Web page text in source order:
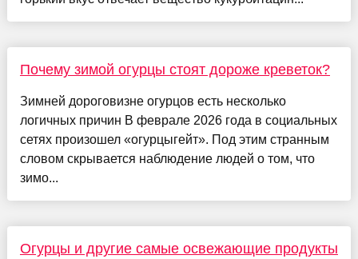
Почему зимой огурцы стоят дороже креветок?
Зимней дороговизне огурцов есть несколько
логичных причин В феврале 2026 года в социальных
сетях произошел «огурцыгейт». Под этим странным
словом скрывается наблюдение людей о том, что
зимо...
Огурцы и другие самые освежающие продукты